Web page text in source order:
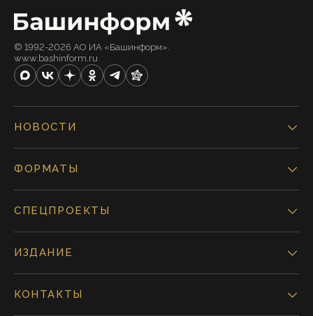
© 1992-2026 АО ИА «Башинформ».
www.bashinform.ru
НОВОСТИ
ФОРМАТЫ
СПЕЦПРОЕКТЫ
ИЗДАНИЕ
КОНТАКТЫ